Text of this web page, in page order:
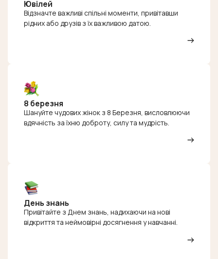
Ювілей
Відзначте важливі спільні моменти, привітавши
рідних або друзів з їх важливою датою.
8 березня
Шануйте чудових жінок з 8 Березня, висловлюючи
вдячність за їхню доброту, силу та мудрість.
День знань
Привітайте з Днем знань, надихаючи на нові
відкриття та неймовірні досягнення у навчанні.